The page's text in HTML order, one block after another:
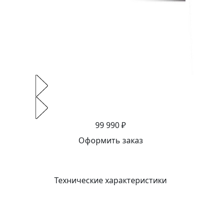
99 990 ₽
Оформить заказ
Технические характеристики